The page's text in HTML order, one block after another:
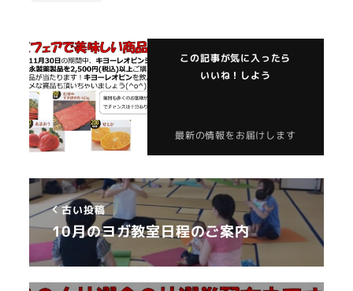
この記事が気に入ったら
いいね！しよう
最新の情報をお届けします
古い投稿
10月のヨガ教室日程のご案内